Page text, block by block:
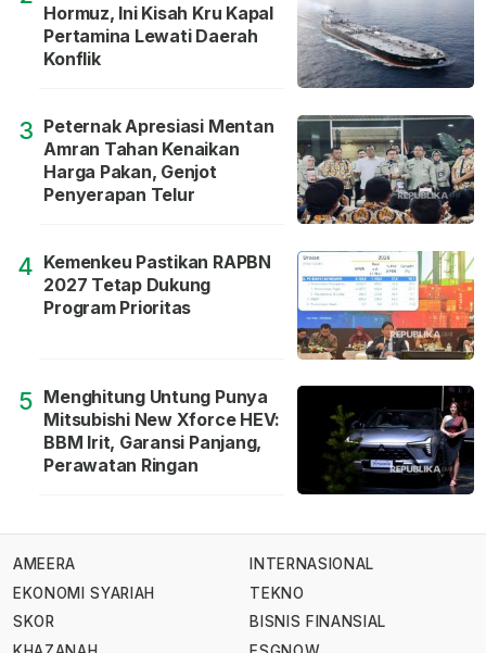
Hormuz, Ini Kisah Kru Kapal
Pertamina Lewati Daerah
Konflik
3 Peternak Apresiasi Mentan
Amran Tahan Kenaikan
Harga Pakan, Genjot
Penyerapan Telur
4 Kemenkeu Pastikan RAPBN
2027 Tetap Dukung
Program Prioritas
5 Menghitung Untung Punya
Mitsubishi New Xforce HEV:
BBM Irit, Garansi Panjang,
Perawatan Ringan
AMEERA
EKONOMI SYARIAH
SKOR
INTERNASIONAL
TEKNO
BISNIS FINANSIAL